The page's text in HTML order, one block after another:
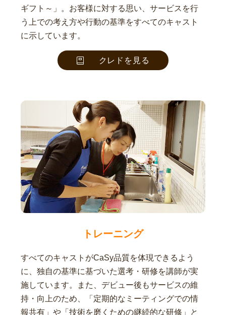
ギフト～」。お客様に対する思い、サービスを行
う上での考え方や行動の基準をすべてのキャスト
に示しています。
クレドを見る
トレーニング
すべてのキャストがCaSy品質を体現できるよう
に、独自の基準に基づいた選考・研修を講師が実
施しています。また、デビュー後もサービスの維
持・向上のため、「定期的なミーティングでの情
報共有」や「技術を磨くための継続的な研修」と